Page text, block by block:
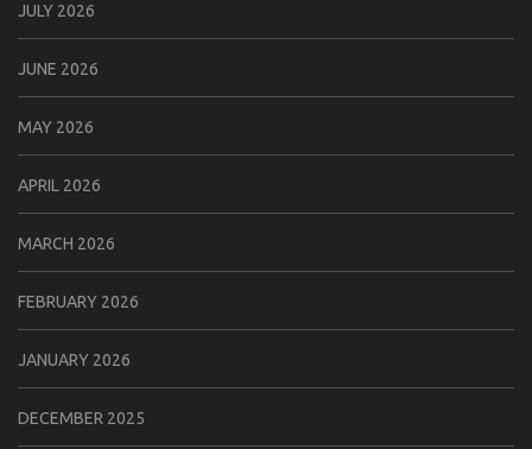
JULY 2026
JUNE 2026
MAY 2026
APRIL 2026
MARCH 2026
FEBRUARY 2026
JANUARY 2026
DECEMBER 2025